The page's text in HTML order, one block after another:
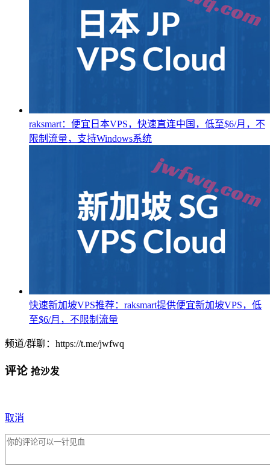
raksmart：便宜日本VPS，快速直连中国，低至$6/月，不
限制流量，支持Windows系统
快速新加坡VPS推荐：raksmart提供便宜新加坡VPS，低
至$6/月，不限制流量
频道/群聊：https://t.me/jwfwq
评论 抢沙发
取消